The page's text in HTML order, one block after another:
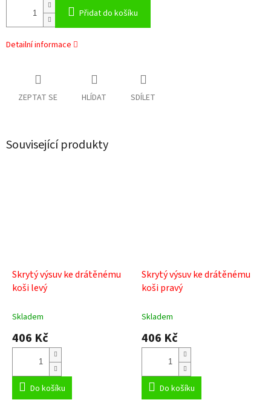
Přidat do košíku
Detailní informace
ZEPTAT SE HLÍDAT SDÍLET
Související produkty
Skrytý výsuv ke drátěnému
koši levý
Skladem
406 Kč
Do košíku
Skrytý výsuv ke drátěnému
koši pravý
Skladem
406 Kč
Do košíku